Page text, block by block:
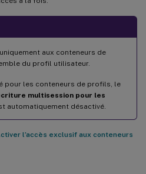
aux conteneurs de
du profil utilisateur.
pour les conteneurs de profils, le
multisession pour les
automatiquement désactivé.
l’accès exclusif aux conteneurs